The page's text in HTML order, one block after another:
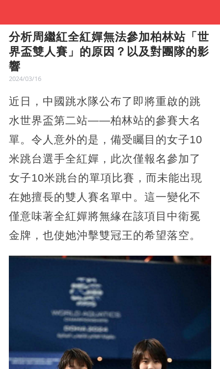
分析周繼紅全紅嬋無法參加柏林站「世
界盃雙人賽」的原因？以及對團隊的影
響
2024/03/16
近日，中國跳水隊公布了即將重啟的跳
水世界盃第二站——柏林站的參賽大名
單。令人意外的是，備受矚目的女子10
米跳台選手全紅嬋，此次僅報名參加了
女子10米跳台的單項比賽，而未能出現
在她擅長的雙人賽名單中。這一變化不
僅意味著全紅嬋將無緣在該項目中衛冕
金牌，也使她沖擊雙冠王的希望落空。